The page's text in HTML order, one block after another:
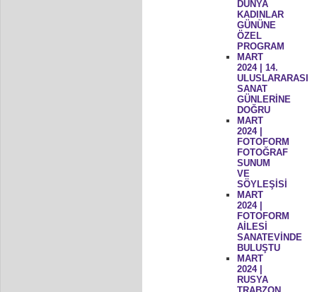
DÜNYA
KADINLAR
GÜNÜNE
ÖZEL
PROGRAM
MART
2024 | 14.
ULUSLARARASI
SANAT
GÜNLERİNE
DOĞRU
MART
2024 |
FOTOFORM
FOTOĞRAF
SUNUM
VE
SÖYLEŞİSİ
MART
2024 |
FOTOFORM
AİLESİ
SANATEVİNDE
BULUŞTU
MART
2024 |
RUSYA